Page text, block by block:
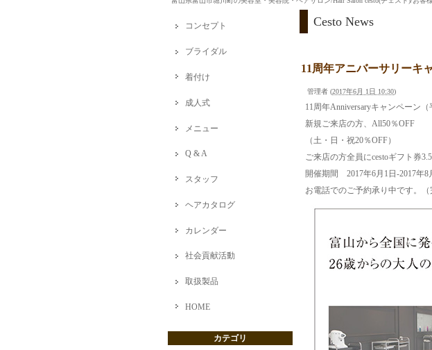
Cesto News
11周年アニバーサリーキ
管理者 (2017年6月 1日 10:30)
11周年Anniversaryキャンペーン
新規ご来店の方、All50％OFF
（土・日・祝20％OFF）
ご来店の方全員にcestoギフト券
開催期間 2017年6月1日-2017年8
お電話でのご予約承り中です。（
コンセプト
ブライダル
着付け
成人式
メニュー
Q & A
スタッフ
ヘアカタログ
カレンダー
社会貢献活動
取扱製品
HOME
カテゴリ